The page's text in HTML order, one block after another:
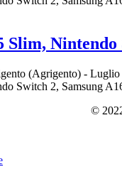
Slim,
(Agrigento) - Luglio
Switch 2, Samsung
©